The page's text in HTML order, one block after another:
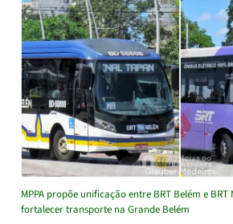
MPPA propõe unificação entre BRT Belém e
fortalecer transporte na Grande Belém